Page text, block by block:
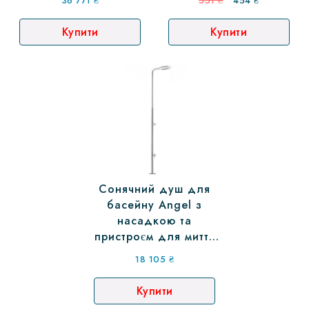
Купити
ціна:
551 ₴.
ціна:
Купити
Сонячний душ для
басейну Angel з
насадкою та
пристроєм для миття
ніг, 52718
18 105 ₴
Купити